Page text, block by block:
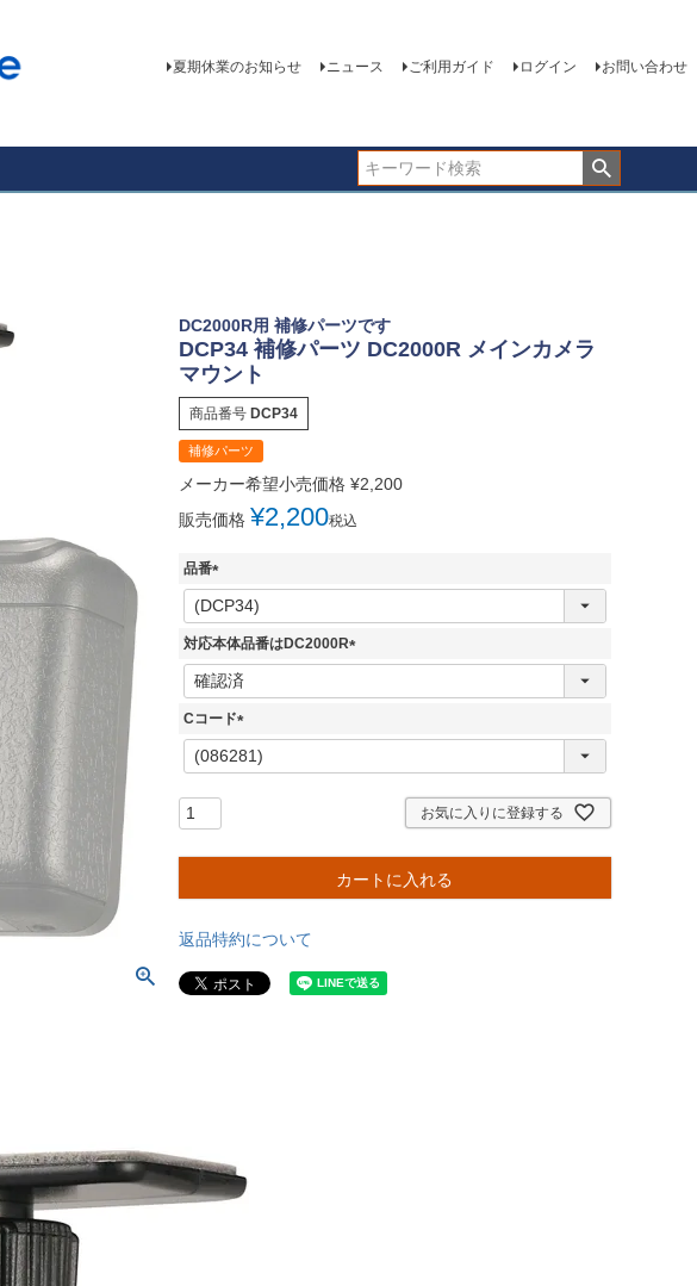
夏期休業のお知らせ ニュース ご利用ガイド ログイン お問い合わせ
DC2000R用 補修パーツです
DCP34 補修パーツ DC2000R メインカメラ
マウント
商品番号 DCP34
補修パーツ
メーカー希望小売価格 ¥2,200
販売価格 ¥2,200税込
品番
(
必
須
対応本体品番はDC2000R
(
Cコード
(
必
お気に入りに登録する
カートに入れる
返品特約について